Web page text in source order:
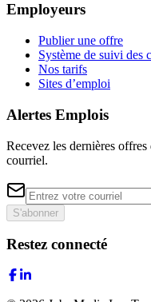
Employeurs
Publier une offre
Système de suivi des
Nos tarifs
Sites d’emploi
Alertes Emplois
Recevez les dernières
courriel.
S'abonner
Restez connecté